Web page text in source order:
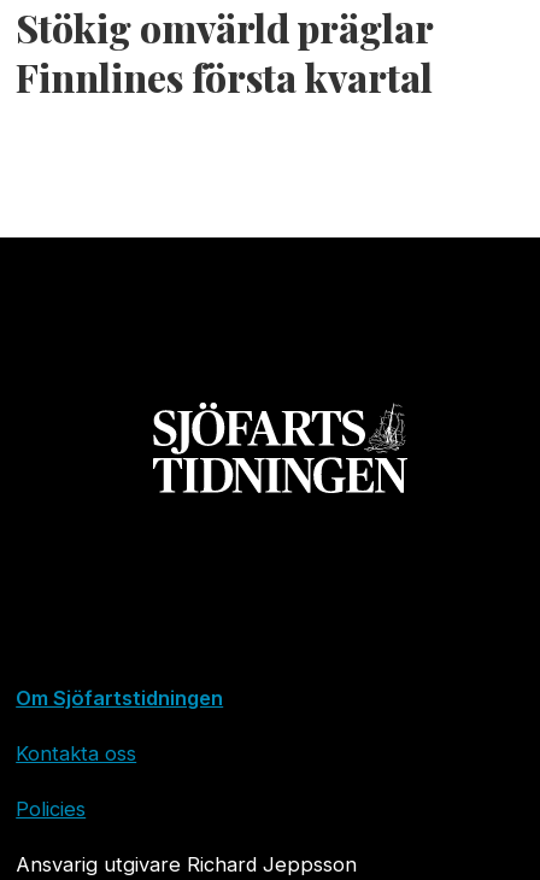
Stökig omvärld präglar
Finnlines första kvartal
Om Sjöfartstidningen
Kontakta oss
Policies
Ansvarig utgivare Richard Jeppsson